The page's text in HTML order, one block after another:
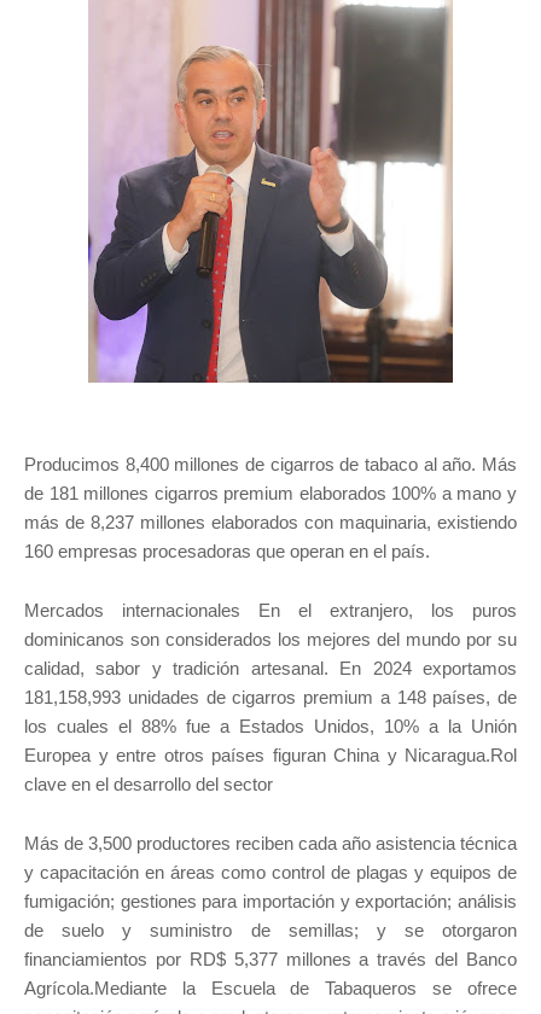
Producimos 8,400 millones de cigarros de tabaco al año. Más
de 181 millones cigarros premium elaborados 100% a mano y
más de 8,237 millones elaborados con maquinaria, existiendo
160 empresas procesadoras que operan en el país.
Mercados internacionales En el extranjero, los puros
dominicanos son considerados los mejores del mundo por su
calidad, sabor y tradición artesanal. En 2024 exportamos
181,158,993 unidades de cigarros premium a 148 países, de
los cuales el 88% fue a Estados Unidos, 10% a la Unión
Europea y entre otros países figuran China y Nicaragua.Rol
clave en el desarrollo del sector
Más de 3,500 productores reciben cada año asistencia técnica
y capacitación en áreas como control de plagas y equipos de
fumigación; gestiones para importación y exportación; análisis
de suelo y suministro de semillas; y se otorgaron
financiamientos por RD$ 5,377 millones a través del Banco
Agrícola.Mediante la Escuela de Tabaqueros se ofrece